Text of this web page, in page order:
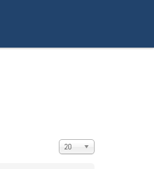
Visualizza n.
20